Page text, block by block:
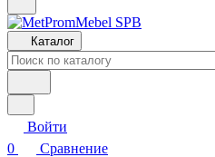
Каталог
Войти
0
Сравнение